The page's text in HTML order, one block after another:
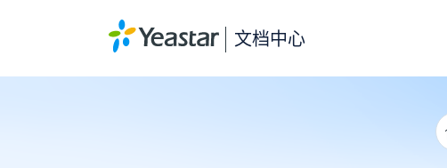
文档中心